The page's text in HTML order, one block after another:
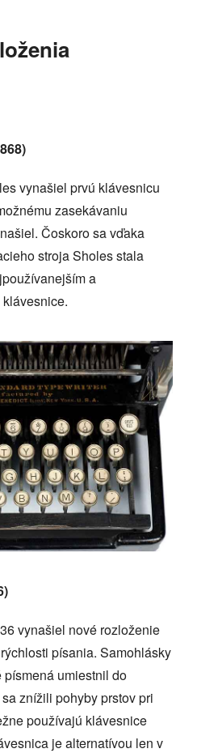
vynašiel prvú klávesnicu
zasekávaniu
Čoskoro sa vďaka
stroja Sholes stala
a
vynašiel nové rozloženie
písania. Samohlásky
umiestnil do
znížili pohyby prstov pri
používajú klávesnice
je alternatívou len v